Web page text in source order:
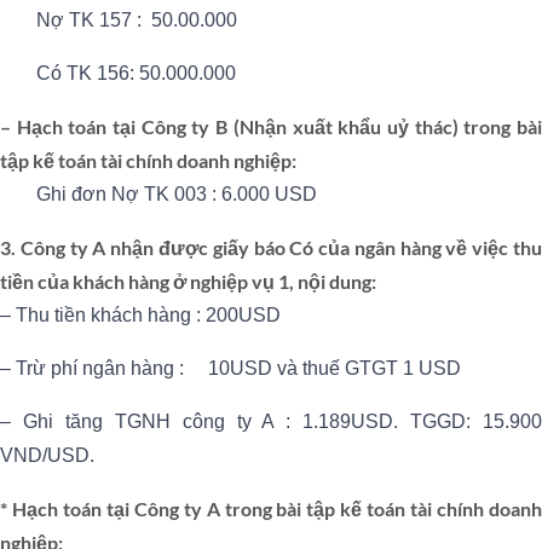
Nợ TK 157 : 50.00.000
Có TK 156: 50.000.000
– Hạch toán tại Công ty B (Nhận xuất khẩu uỷ thác) trong bài
tập kế toán tài chính doanh nghiệp:
Ghi đơn Nợ TK 003 : 6.000 USD
3. Công ty A nhận được giấy báo Có của ngân hàng về việc thu
tiền của khách hàng ở nghiệp vụ 1, nội dung:
– Thu tiền khách hàng : 200USD
– Trừ phí ngân hàng : 10USD và thuế GTGT 1 USD
– Ghi tăng TGNH công ty A : 1.189USD. TGGD: 15.900
VND/USD.
* Hạch toán tại Công ty A trong bài tập kế toán tài chính doanh
nghiệp: